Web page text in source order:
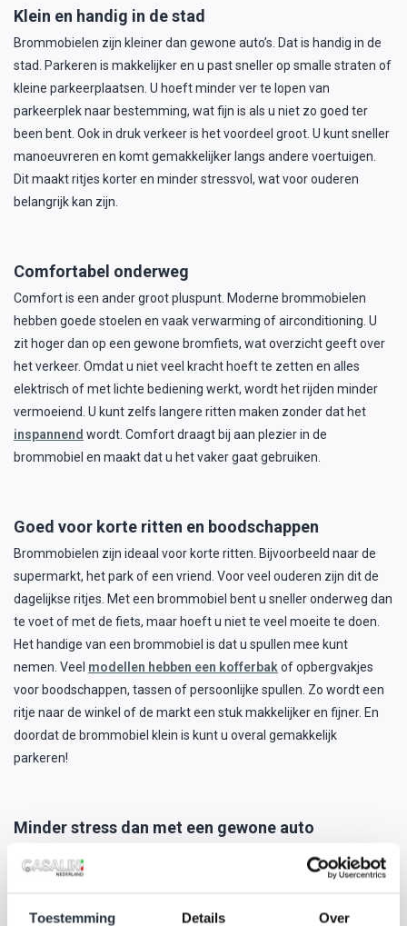
Toestemming Details Over
Klein en handig in de stad
Brommobielen zijn kleiner dan gewone auto’s. Dat is handig in de
stad. Parkeren is makkelijker en u past sneller op smalle straten of
kleine parkeerplaatsen. U hoeft minder ver te lopen van
parkeerplek naar bestemming, wat fijn is als u niet zo goed ter
been bent. Ook in druk verkeer is het voordeel groot. U kunt sneller
manoeuvreren en komt gemakkelijker langs andere voertuigen.
Dit maakt ritjes korter en minder stressvol, wat voor ouderen
belangrijk kan zijn.
Comfortabel onderweg
Comfort is een ander groot pluspunt. Moderne brommobielen
hebben goede stoelen en vaak verwarming of airconditioning. U
zit hoger dan op een gewone bromfiets, wat overzicht geeft over
het verkeer. Omdat u niet veel kracht hoeft te zetten en alles
elektrisch of met lichte bediening werkt, wordt het rijden minder
vermoeiend. U kunt zelfs langere ritten maken zonder dat het
inspannend wordt. Comfort draagt bij aan plezier in de
brommobiel en maakt dat u het vaker gaat gebruiken.
Goed voor korte ritten en boodschappen
Brommobielen zijn ideaal voor korte ritten. Bijvoorbeeld naar de
supermarkt, het park of een vriend. Voor veel ouderen zijn dit de
dagelijkse ritjes. Met een brommobiel bent u sneller onderweg dan
te voet of met de fiets, maar hoeft u niet te veel moeite te doen.
Het handige van een brommobiel is dat u spullen mee kunt
nemen. Veel modellen hebben een kofferbakof opbergvakjes
voor boodschappen, tassen of persoonlijke spullen. Zo wordt een
ritje naar de winkel of de markt een stuk makkelijker en fijner. En
doordat de brommobiel klein is kunt u overal gemakkelijk
parkeren!
Minder stress dan met een gewone auto
Voor sommige ouderen kan autorijden stressvol zijn. Druk verkeer,
snelwegen, complex parkeren en lange afstanden kunnen
rustig op de weg, hoeft niet te haasten en kunt goed overzicht